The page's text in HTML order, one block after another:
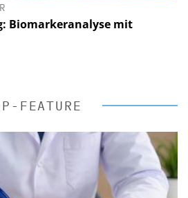
Biomarkeranalyse mit
FEATURE